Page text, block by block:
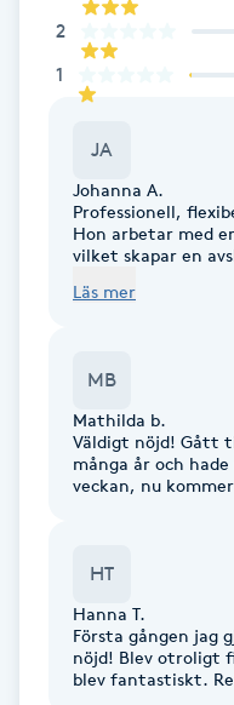
Extensions
Extensions borttagning
Eyeliner-tatuering
Face framing
Fet hårbotten
Fettreducering
Fotmassage
2
1
JA
Johanna A.
Professionell,
Hon arbetar med
vilket skapar en
Resultatet är alltid
henne. Hon gör
säkerställa att
Läs mer
MB
Mathilda b.
Väldigt nöjd! Gått
många år och
veckan, nu
HT
Hanna T.
Första gången jag
nöjd! Blev otroligt
blev fantastiskt.